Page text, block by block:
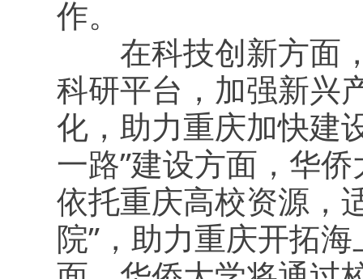
作。
在科技创新方面，
科研平台，加强新兴
化，助力重庆加快建
一路”建设方面，华
依托重庆高校资源，
院”，助力重庆开拓